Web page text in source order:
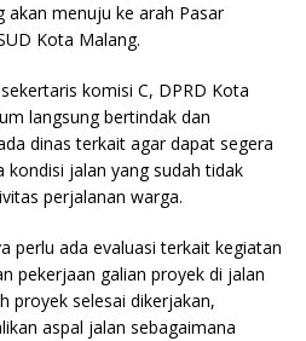
menuju ke arah Pasar
Kota Malang.
komisi C, DPRD Kota
langsung bertindak dan
dinas terkait agar dapat segera
kondisi jalan yang sudah tidak
perjalanan warga.
perlu ada evaluasi terkait kegiatan
pekerjaan galian proyek di jalan
proyek selesai dikerjakan,
aspal jalan sebagaimana